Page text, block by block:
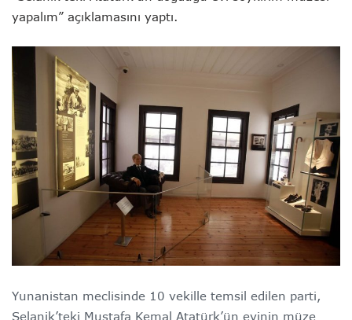
yapalım” açıklamasını yaptı.
Yunanistan meclisinde 10 vekille temsil edilen parti,
Selanik’teki Mustafa Kemal Atatürk’ün evinin müze